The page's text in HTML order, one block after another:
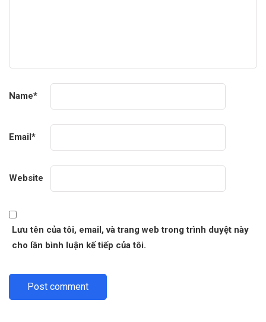
Name*
Email*
Website
Lưu tên của tôi, email, và trang web trong trình duyệt này
cho lần bình luận kế tiếp của tôi.